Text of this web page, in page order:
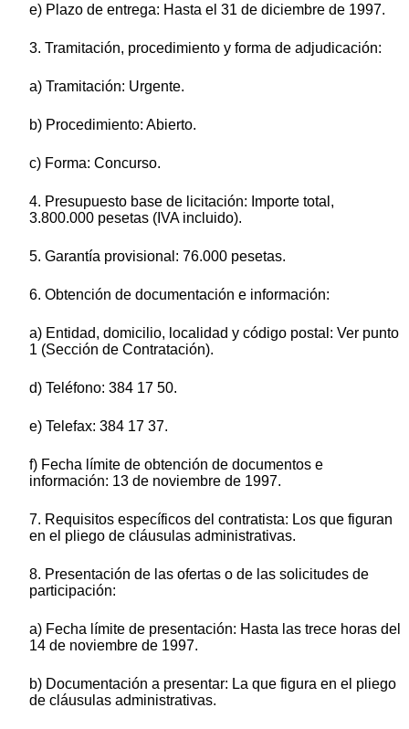
e) Plazo de entrega: Hasta el 31 de diciembre de 1997.
3. Tramitación, procedimiento y forma de adjudicación:
a) Tramitación: Urgente.
b) Procedimiento: Abierto.
c) Forma: Concurso.
4. Presupuesto base de licitación: Importe total,
3.800.000 pesetas (IVA incluido).
5. Garantía provisional: 76.000 pesetas.
6. Obtención de documentación e información:
a) Entidad, domicilio, localidad y código postal: Ver punto
1 (Sección de Contratación).
d) Teléfono: 384 17 50.
e) Telefax: 384 17 37.
f) Fecha límite de obtención de documentos e
información: 13 de noviembre de 1997.
7. Requisitos específicos del contratista: Los que figuran
en el pliego de cláusulas administrativas.
8. Presentación de las ofertas o de las solicitudes de
participación:
a) Fecha límite de presentación: Hasta las trece horas del
14 de noviembre de 1997.
b) Documentación a presentar: La que figura en el pliego
de cláusulas administrativas.